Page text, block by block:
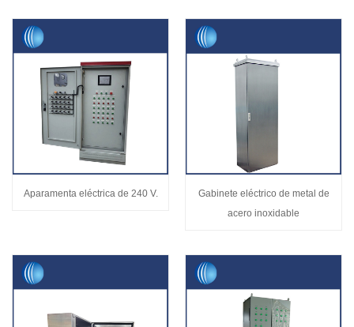
Aparamenta eléctrica de 240 V.
Gabinete eléctrico de metal de
acero inoxidable